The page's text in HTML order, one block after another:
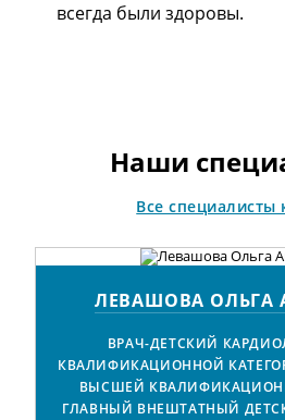
всегда были здоровы.
1/5
Наши
Все специалисты
ЛЕВАШОВА ОЛЬГА
ВРАЧ-ДЕТСКИЙ
КВАЛИФИКАЦИОННОЙ
ВЫСШЕЙ
ГЛАВНЫЙ ВНЕШТАТНЫЙ